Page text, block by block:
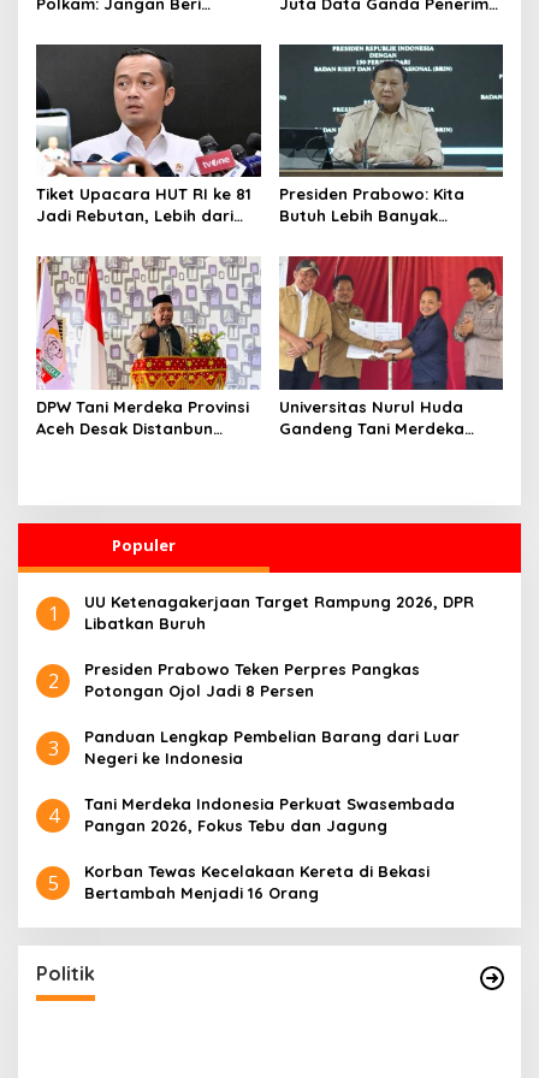
Lebih Dulu
Sudaryono
Tiket Upacara HUT RI ke 81
Jadi Rebutan, Lebih dari
dalam Sehari
Presiden Prabowo: Kita
Butuh Lebih Banyak
Sains dan Teknologi
DPW Tani Merdeka Provinsi
Aceh Desak Distanbun
Universitas Nurul Huda
Gandeng Tani Merdeka
Populer
1
UU Ketenagakerjaan Target Rampung 2026, DPR
Libatkan Buruh
2
Presiden Prabowo Teken Perpres Pangkas
Potongan Ojol Jadi 8 Persen
3
Panduan Lengkap Pembelian Barang dari Luar
Negeri ke Indonesia
4
Tani Merdeka Indonesia Perkuat Swasembada
Pangan 2026, Fokus Tebu dan Jagung
5
Korban Tewas Kecelakaan Kereta di Bekasi
Bertambah Menjadi 16 Orang
Politik